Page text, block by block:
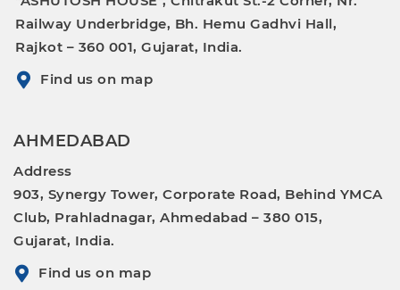
Railway Underbridge, Bh. Hemu Gadhvi Hall,
Rajkot – 360 001, Gujarat, India.
Find us on map
AHMEDABAD
Address
903, Synergy Tower, Corporate Road, Behind YMCA
Club, Prahladnagar, Ahmedabad – 380 015,
Gujarat, India.
Find us on map